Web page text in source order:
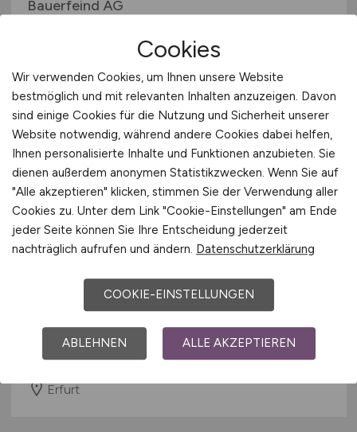
Bauerfeind AG
Zeulenroda-Triebes
Programmierer Gebäudetechnik
Hays
17.06.2026
Erfurt
Cookies
Wir verwenden Cookies, um Ihnen unsere Website
bestmöglich und mit relevanten Inhalten anzuzeigen. Davon
sind einige Cookies für die Nutzung und Sicherheit unserer
Website notwendig, während andere Cookies dabei helfen,
Ihnen personalisierte Inhalte und Funktionen anzubieten. Sie
dienen außerdem anonymen Statistikzwecken. Wenn Sie auf
"Alle akzeptieren" klicken, stimmen Sie der Verwendung aller
Cookies zu. Unter dem Link "Cookie-Einstellungen" am Ende
jeder Seite können Sie Ihre Entscheidung jederzeit
nachträglich aufrufen und ändern. Datenschutzerklärung
COOKIE-EINSTELLUNGEN
ABLEHNEN ALLE AKZEPTIEREN